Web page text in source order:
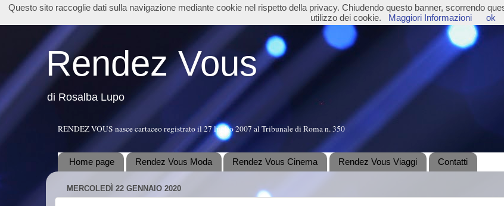
Rendez Vous
di Rosalba Lupo
RENDEZ VOUS nasce cartaceo registrato il 27 luglio 2007 al Tribunale di Roma n. 350
Home page Rendez Vous Moda Rendez Vous Cinema Rendez Vous Viaggi Contatti
MERCOLEDÌ 22 GENNAIO 2020
Questo sito raccoglie dati sulla navigazione mediante cookie nel rispetto della privacy. Chiudendo questo banner, scorrendo
utilizzo dei cookie.
Maggiori Informazioni ok